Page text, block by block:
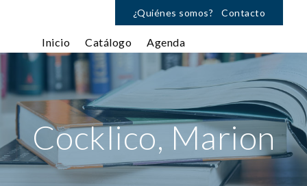
¿Quiénes somos? Contacto
Inicio Catálogo Agenda
Cocklico, Marion